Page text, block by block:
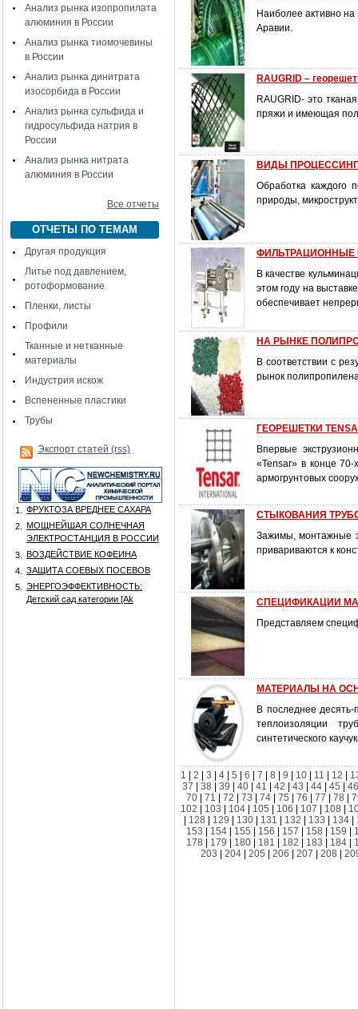
Анализ рынка изопропилата
алюминия в России
Анализ рынка тиомочевины
в России
Анализ рынка динитрата
изосорбида в России
Анализ рынка сульфида и
гидросульфида натрия в
России
Анализ рынка нитрата
алюминия в России
Все отчеты
ОТЧЕТЫ ПО ТЕМАМ
Другая продукция
Литье под давлением,
ротоформование
Пленки, листы
Профили
Тканные и нетканные
материалы
Индустрия искож
Вспененные пластики
Трубы
Экспорт статей (rss)
1.
ФРУКТОЗА ВРЕДНЕЕ САХАРА
2.
МОЩНЕЙШАЯ СОЛНЕЧНАЯ
ЭЛЕКТРОСТАНЦИЯ В РОССИИ
3.
ВОЗДЕЙСТВИЕ КОФЕИНА
4.
ЗАЩИТА СОЕВЫХ ПОСЕВОВ
5.
ЭНЕРГОЭФФЕКТИВНОСТЬ:
Детский сад категории [Аk
Наиболее активно
Аравии.
RAUGRID –
RAUGRID- это
пряжи и имеющая
ВИДЫ
Обработка каждого
природы,
ФИЛЬТРАЦИОННЫЕ
В качестве
этом году на
обеспечивает
НА РЫНКЕ
В соответствии с
рынок
ГЕОРЕШЕТКИ
Впервые
«Tensar» в конце
армогрунтовых
СТЫКОВАНИЯ
Зажимы, монтажные
привариваются к
СПЕЦИФИКАЦИИ
Представляем
МАТЕРИАЛЫ НА
В последнее
теплоизоляции
синтетического
1 2 3 4 5 6 7 8 9 10 11 12
37
|38 |39 |40 |41 |42 |43 |44 |45 |
70
71 72 73 74 75 76 77 78
102
103 104 105 106 107 108
128 129 130 131 132 133 134
153
154 155 156 157 158 159
178
179 180 181 182 183 184
203
|204 |205 |206 |207 |208 |